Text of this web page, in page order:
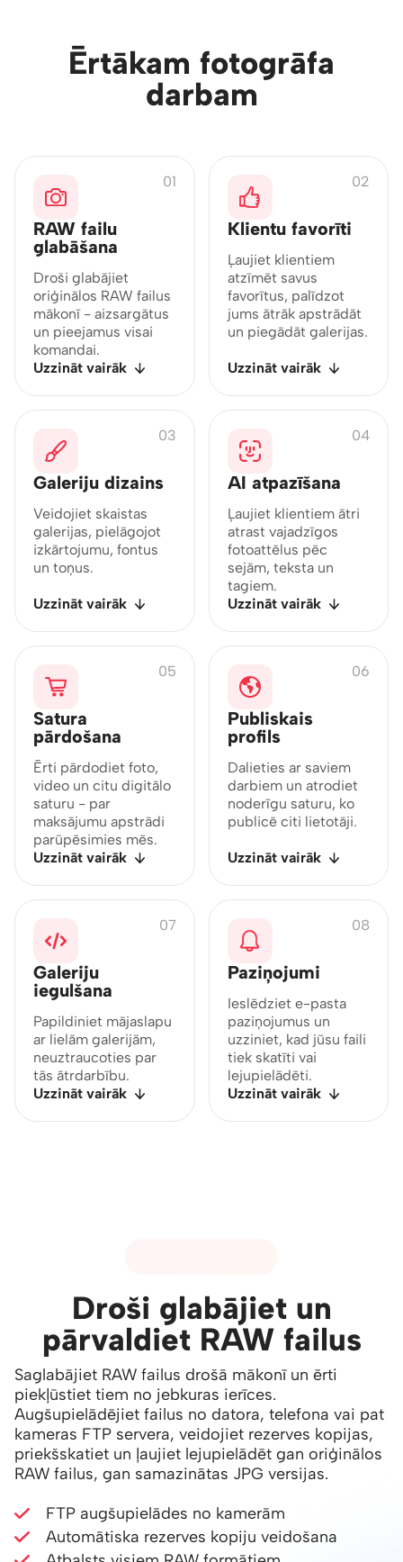
Ērtākam fotogrāfa
darbam
RAW failu
glabāšana
Droši glabājiet
oriģinālos RAW failus
mākonī - aizsargātus
un pieejamus visai
komandai.
01
Uzzināt vairāk
Klientu favorīti
Ļaujiet klientiem
atzīmēt savus
favorītus, palīdzot
jums ātrāk apstrādāt
un piegādāt galerijas.
02
Uzzināt vairāk
Galeriju dizains
Veidojiet skaistas
galerijas, pielāgojot
izkārtojumu, fontus
un toņus.
03
Uzzināt vairāk
AI atpazīšana
Ļaujiet klientiem ātri
atrast vajadzīgos
fotoattēlus pēc
sejām, teksta un
tagiem.
04
Uzzināt vairāk
Satura
pārdošana
Ērti pārdodiet foto,
video un citu digitālo
saturu - par
maksājumu apstrādi
parūpēsimies mēs.
05
Uzzināt vairāk
Publiskais
profils
Dalieties ar saviem
darbiem un atrodiet
noderīgu saturu, ko
publicē citi lietotāji.
06
Uzzināt vairāk
Galeriju
iegulšana
Papildiniet mājaslapu
ar lielām galerijām,
neuztraucoties par
tās ātrdarbību.
07
Uzzināt vairāk
Paziņojumi
Ieslēdziet e-pasta
paziņojumus un
uzziniet, kad jūsu faili
tiek skatīti vai
lejupielādēti.
08
Uzzināt vairāk
Droši glabājiet un
pārvaldiet RAW failus
Saglabājiet RAW failus drošā mākonī un ērti
piekļūstiet tiem no jebkuras ierīces.
Augšupielādējiet failus no datora, telefona vai pat
kameras FTP servera, veidojiet rezerves kopijas,
priekšskatiet un ļaujiet lejupielādēt gan oriģinālos
RAW failus, gan samazinātas JPG versijas.
FTP augšupielādes no kamerām
Automātiska rezerves kopiju veidošana